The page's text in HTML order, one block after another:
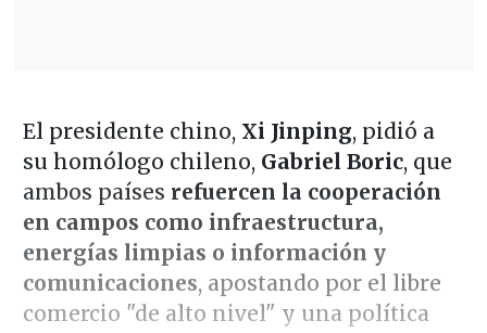
El presidente chino, Xi Jinping, pidió a
su homólogo chileno,Gabriel Boric, que
ambos países refuercen la cooperación
en campos como infraestructura,
energías limpias o información y
comunicaciones, apostando por el libre
comercio "de alto nivel" y una política